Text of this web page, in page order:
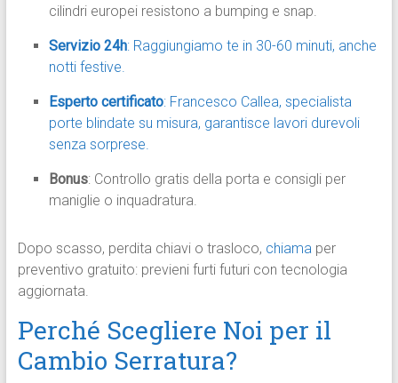
cilindri europei resistono a bumping e snap.
Servizio 24h: Raggiungiamo te in 30-60 minuti, anche
notti festive.
Esperto certificato: Francesco Callea, specialista
porte blindate su misura, garantisce lavori durevoli
senza sorprese.
Bonus: Controllo gratis della porta e consigli per
maniglie o inquadratura.
Dopo scasso, perdita chiavi o trasloco, chiamaper
preventivo gratuito: previeni furti futuri con tecnologia
aggiornata.
Perché Scegliere Noi per il
Cambio Serratura?